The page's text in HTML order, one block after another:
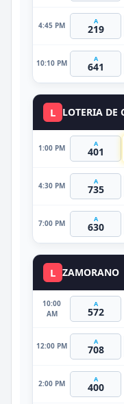
4:45 PM A
219
10:10 PM A
641
L LOTERIA DE
1:00 PM A
401
4:30 PM A
735
7:00 PM A
630
L ZAMORANO
10:00
AM
A
572
12:00 PM A
708
2:00 PM A
400